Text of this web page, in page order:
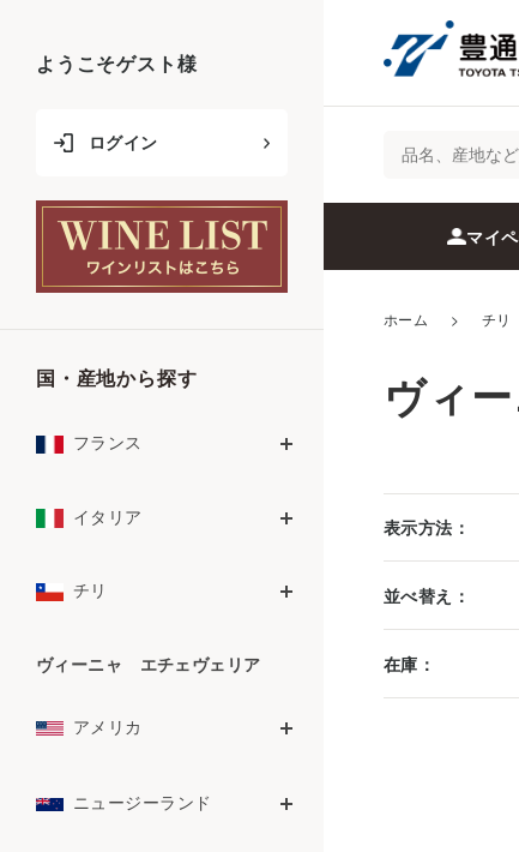
マイ
ホーム > チリ
ヴィ
表示方法：
並べ替え：
在庫：
ようこそゲスト様
ログイン
国・産地から探す
フランス
イタリア
チリ
ヴィーニャ エチェヴェリア
アメリカ
ニュージーランド